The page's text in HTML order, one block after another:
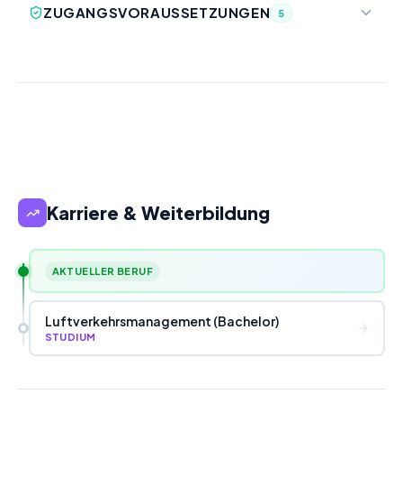
ZUGANGSVORAUSSETZUNGEN 5
Karriere & Weiterbildung
AKTUELLER BERUF
Luftverkehrsmanagement (Bachelor)
STUDIUM